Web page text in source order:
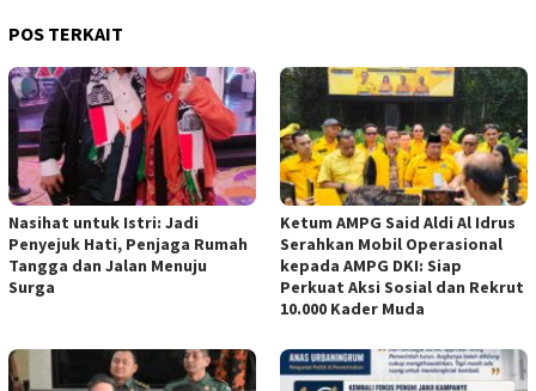
POS TERKAIT
Nasihat untuk Istri: Jadi
Penyejuk Hati, Penjaga Rumah
Tangga dan Jalan Menuju
Surga
Ketum AMPG Said Aldi Al Idrus
Serahkan Mobil Operasional
kepada AMPG DKI: Siap
Perkuat Aksi Sosial dan Rekrut
10.000 Kader Muda